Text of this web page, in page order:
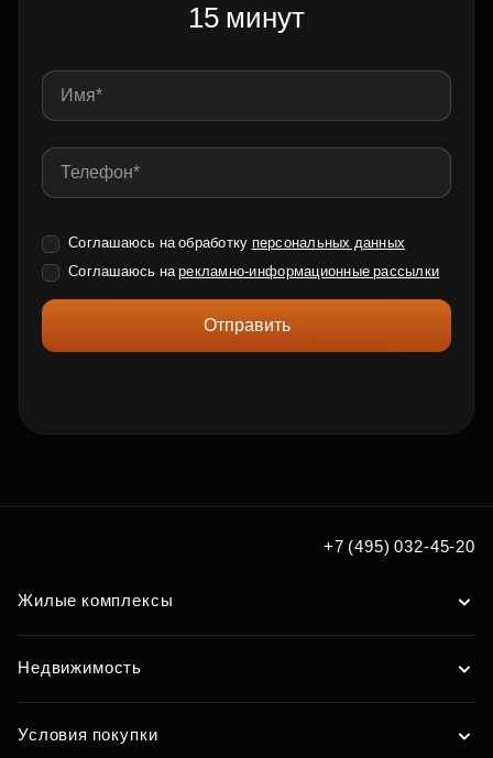
15 минут
Соглашаюсь на обработку персональных данных
Соглашаюсь нарекламно-информационные рассылки
Отправить
+7 (495) 032-45-20
Жилые комплексы
Недвижимость
Условия покупки